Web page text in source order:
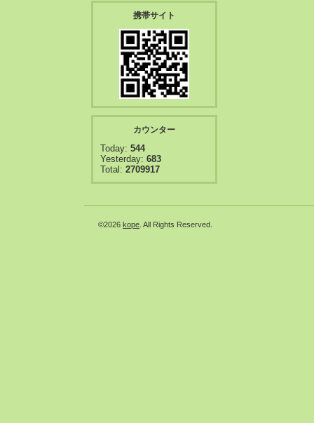
携帯サイト
カウンター
Today: 544
Yesterday: 683
Total: 2709917
©2026 kope . All Rights Reserved.